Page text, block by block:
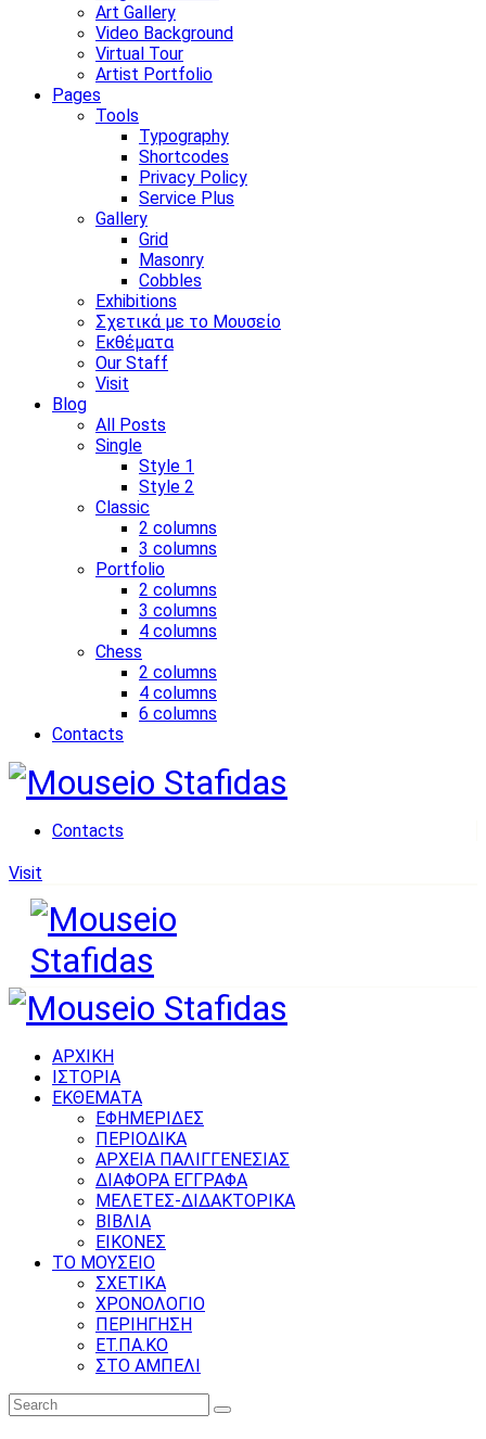
Art Gallery
Video Background
Virtual Tour
Artist Portfolio
Pages
Tools
Typography
Shortcodes
Privacy Policy
Service Plus
Gallery
Grid
Masonry
Cobbles
Exhibitions
Σχετικά με το Μουσείο
Εκθέματα
Our Staff
Visit
Blog
All Posts
Single
Style 1
Style 2
Classic
2 columns
3 columns
Portfolio
2 columns
3 columns
4 columns
Chess
2 columns
4 columns
6 columns
Contacts
Contacts
Visit
ΑΡΧΙΚΗ
ΙΣΤΟΡΙΑ
ΕΚΘΕΜΑΤΑ
ΕΦΗΜΕΡΙΔΕΣ
ΠΕΡΙΟΔΙΚΑ
ΑΡΧΕΙΑ ΠΑΛΙΓΓΕΝΕΣΙΑΣ
ΔΙΑΦΟΡΑ ΕΓΓΡΑΦΑ
ΜΕΛΕΤΕΣ-ΔΙΔΑΚΤΟΡΙΚΑ
ΒΙΒΛΙΑ
ΕΙΚΟΝΕΣ
ΤΟ ΜΟΥΣΕΙΟ
ΣΧΕΤΙΚΑ
ΧΡΟΝΟΛΟΓΙΟ
ΠΕΡΙΗΓΗΣΗ
ΕΤ.ΠΑ.ΚΟ
ΣΤΟ ΑΜΠΕΛΙ